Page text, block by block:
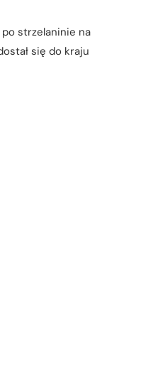
po strzelaninie na
się do kraju